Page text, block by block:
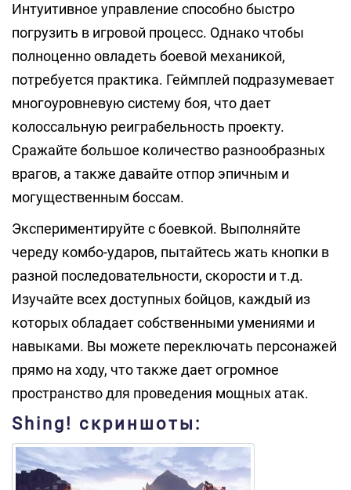
Интуитивное управление способно быстро
погрузить в игровой процесс. Однако чтобы
полноценно овладеть боевой механикой,
потребуется практика. Геймплей подразумевает
многоуровневую систему боя, что дает
колоссальную реиграбельность проекту.
Сражайте большое количество разнообразных
врагов, а также давайте отпор эпичным и
могущественным боссам.
Экспериментируйте с боевкой. Выполняйте
череду комбо-ударов, пытайтесь жать кнопки в
разной последовательности, скорости и т.д.
Изучайте всех доступных бойцов, каждый из
которых обладает собственными умениями и
навыками. Вы можете переключать персонажей
прямо на ходу, что также дает огромное
пространство для проведения мощных атак.
Shing! скриншоты: